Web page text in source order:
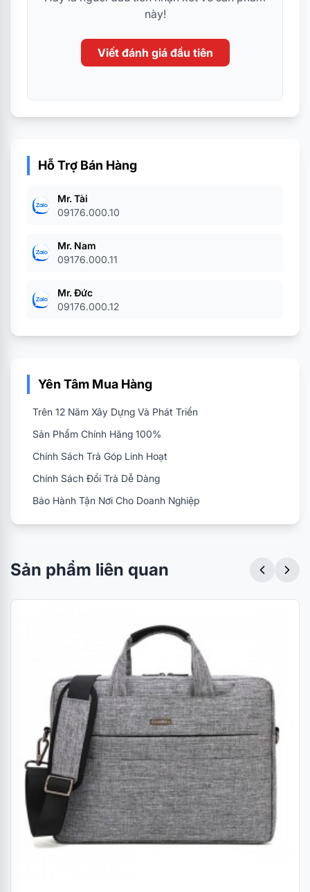
này!
Viết đánh giá đầu tiên
Hỗ Trợ Bán Hàng
Mr. Tài
09176.000.10
Mr. Nam
09176.000.11
Mr. Đức
09176.000.12
Yên Tâm Mua Hàng
Trên 12 Năm Xây Dựng Và Phát Triển
Sản Phẩm Chính Hãng 100%
Chính Sách Trả Góp Linh Hoạt
Chính Sách Đổi Trả Dễ Dàng
Bảo Hành Tận Nơi Cho Doanh Nghiệp
Sản phẩm liên quan